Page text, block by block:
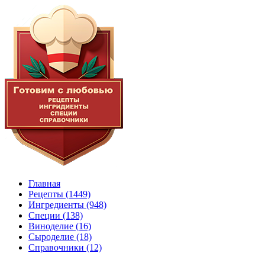
Главная
Рецепты (1449)
Ингредиенты (948)
Специи (138)
Виноделие (16)
Сыроделие (18)
Справочники (12)